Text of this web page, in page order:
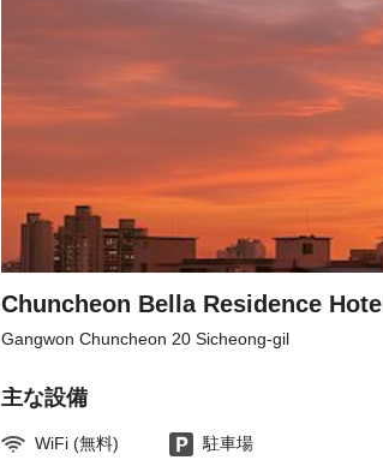
Chuncheon Bella Residence Hotel
Gangwon Chuncheon 20 Sicheong-gil
主な設備
WiFi (無料) 駐車場